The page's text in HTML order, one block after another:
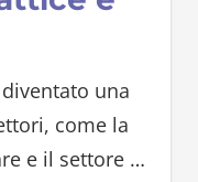
una
come la
e il settore …